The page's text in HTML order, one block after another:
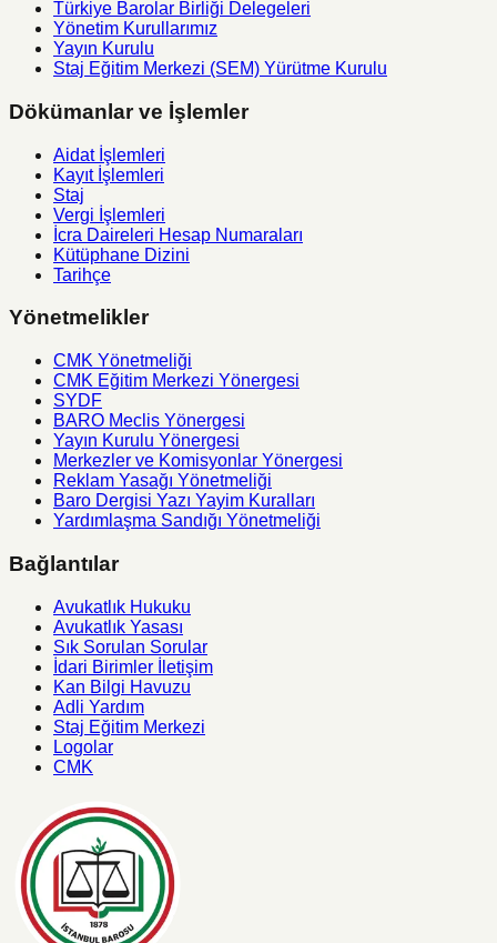
Türkiye Barolar Birliği Delegeleri
Yönetim Kurullarımız
Yayın Kurulu
Staj Eğitim Merkezi (SEM) Yürütme Kurulu
Dökümanlar ve İşlemler
Aidat İşlemleri
Kayıt İşlemleri
Staj
Vergi İşlemleri
İcra Daireleri Hesap Numaraları
Kütüphane Dizini
Tarihçe
Yönetmelikler
CMK Yönetmeliği
CMK Eğitim Merkezi Yönergesi
SYDF
BARO Meclis Yönergesi
Yayın Kurulu Yönergesi
Merkezler ve Komisyonlar Yönergesi
Reklam Yasağı Yönetmeliği
Baro Dergisi Yazı Yayim Kuralları
Yardımlaşma Sandığı Yönetmeliği
Bağlantılar
Avukatlık Hukuku
Avukatlık Yasası
Sık Sorulan Sorular
İdari Birimler İletişim
Kan Bilgi Havuzu
Adli Yardım
Staj Eğitim Merkezi
Logolar
CMK